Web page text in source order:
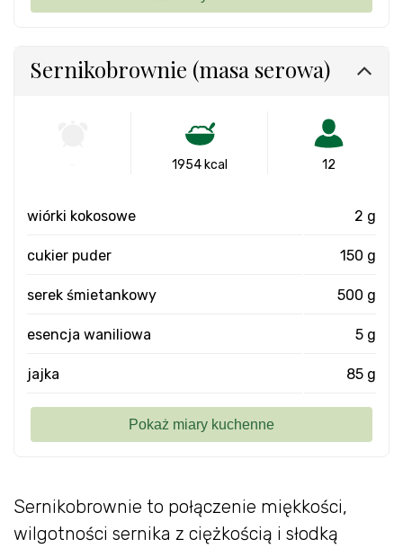
Sernikobrownie to połączenie miękkości,
wilgotności sernika z ciężkością i słodką
Sernikobrownie (masa serowa)
1954 kcal 12
wiórki kokosowe 2 g
cukier puder 150 g
serek śmietankowy 500 g
esencja waniliowa 5 g
jajka 85 g